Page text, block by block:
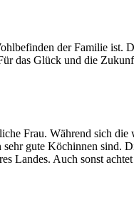
der Familie
das Glück und die
Frau. Während sich
gute Köchinnen
Landes. Auch sonst